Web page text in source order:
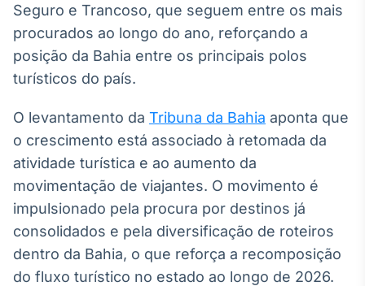
negociação de
ativos
APIs para
conteúdos e
dados
Ticker
Cotações e
headlines de
notícias
Seguro e Trancoso, que seguem entre os mais
procurados ao longo do ano, reforçando a
posição da Bahia entre os principais polos
turísticos do país.
O levantamento da Tribuna da Bahia aponta que
o crescimento está associado à retomada da
atividade turística e ao aumento da
movimentação de viajantes. O movimento é
impulsionado pela procura por destinos já
consolidados e pela diversificação de roteiros
dentro da Bahia, o que reforça a recomposição
do fluxo turístico no estado ao longo de 2026.